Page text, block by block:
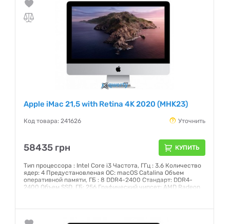
Гарантия: 12 месяцев
Apple iMac 21,5 with Retina 4K 2020 (MHK23)
Код товара: 241626 Уточнить
58435 грн КУПИТЬ
Тип процессора : Intel Core i3 Частота, ГГц : 3.6 Количество
ядер: 4 Предустановленая ОС: macOS Catalina Объем
оперативной памяти, ГБ : 8 DDR4-2400 Стандарт: DDR4-
2400 Объем SSD, ГБ: 256 Графический чипсет: AMD Radeon
нет